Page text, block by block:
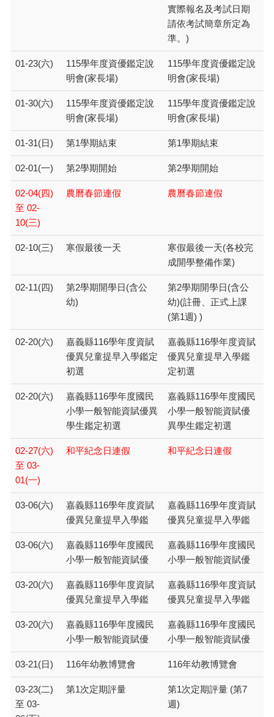
實際報名及考試日期
請依考試簡章所定為
準。)
01-23(六)
115學年度資優鑑定說
明會(家長場)
115學年度資優鑑定說
明會(家長場)
01-30(六)
115學年度資優鑑定說
明會(家長場)
115學年度資優鑑定說
明會(家長場)
01-31(日) 第1學期結束 第1學期結束
02-01(一) 第2學期開始 第2學期開始
02-04(四)
至 02-
10(三)
農曆春節連假 農曆春節連假
02-10(三) 寒假最後一天
寒假最後一天(各校完
成開學整備作業)
02-11(四)
第2學期開學日(含公
幼)
第2學期開學日(含公
幼)(註冊、正式上課
(第1週) )
02-20(六)
嘉義縣116學年度資賦
優異兒童提早入學鑑定
初選
嘉義縣116學年度資賦
優異兒童提早入學鑑
定初選
02-20(六)
嘉義縣116學年度國民
小學一般智能資賦優異
學生鑑定初選
嘉義縣116學年度國民
小學一般智能資賦優
異學生鑑定初選
02-27(六)
至 03-
01(一)
和平紀念日連假 和平紀念日連假
03-06(六)
嘉義縣116學年度資賦
優異兒童提早入學鑑
嘉義縣116學年度資賦
優異兒童提早入學鑑
03-06(六)
嘉義縣116學年度國民
小學一般智能資賦優
嘉義縣116學年度國民
小學一般智能資賦優
03-20(六)
嘉義縣116學年度資賦
優異兒童提早入學鑑
嘉義縣116學年度資賦
優異兒童提早入學鑑
03-20(六)
嘉義縣116學年度國民
小學一般智能資賦優
嘉義縣116學年度國民
小學一般智能資賦優
03-21(日) 116年幼教博覽會 116年幼教博覽會
03-23(二)
至 03-
第1次定期評量
第1次定期評量 (第7
週)